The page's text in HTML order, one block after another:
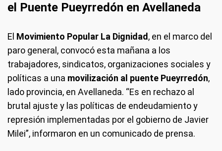
el Puente Pueyrredón en Avellaneda
El Movimiento Popular La Dignidad , en el marco del
paro general, convocó esta mañana a los
trabajadores, sindicatos, organizaciones sociales y
políticas a una movilización al puente Pueyrredón,
lado provincia, en Avellaneda. “Es en rechazo al
brutal ajuste y las políticas de endeudamiento y
represión implementadas por el gobierno de Javier
Milei”, informaron en un comunicado de prensa.